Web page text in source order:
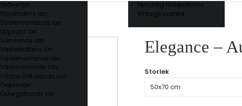
Skåne län
Stockholms län
Södermanlands län
Uppsala län
Vämlands län
Västerbottens län
Västernorrlands län
Västmanlands län
Västra Götalands län
Örebro län
Östergötlands län
Personlig födelsetavla
Vintage posters
Elegance –
Storlek